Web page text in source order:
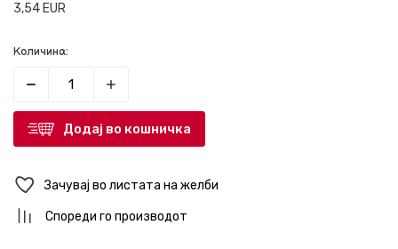
3,54EUR
Количина:
Додај во кошничка
Зачувај во листата на желби
Спореди го производот